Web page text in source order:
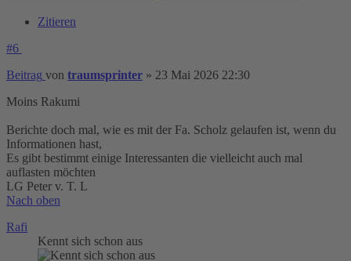
Zitieren
#6
Beitrag von traumsprinter » 23 Mai 2026 22:30
Moins Rakumi
Berichte doch mal, wie es mit der Fa. Scholz gelaufen ist, wenn du
Informationen hast,
Es gibt bestimmt einige Interessanten die vielleicht auch mal
auflasten möchten
LG Peter v. T. L
Nach oben
Rafi
Kennt sich schon aus